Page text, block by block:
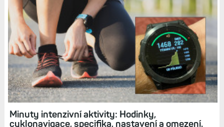
Minuty intenzivní aktivity: Hodinky,
cyklonavigace, specifika, nastavení a omezení.